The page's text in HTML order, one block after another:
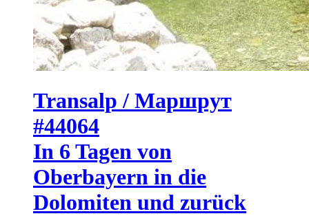
Transalp / Маршрут
#44064
In 6 Tagen von
Oberbayern in die
Dolomiten und zurück